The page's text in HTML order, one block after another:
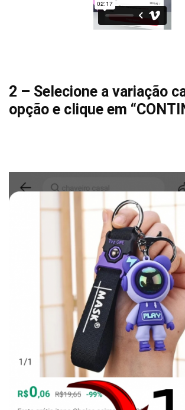
2 – Selecione a variação
opção e clique em